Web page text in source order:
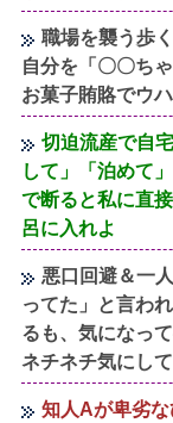
職場を襲う歩
自分を「〇〇ち
お菓子賄賂でウ
切迫流産で自
して」「泊めて
で断ると私に直
呂に入れよ
悪口回避＆一
ってた」と言わ
るも、気になっ
ネチネチ気にし
知人Aが卑劣